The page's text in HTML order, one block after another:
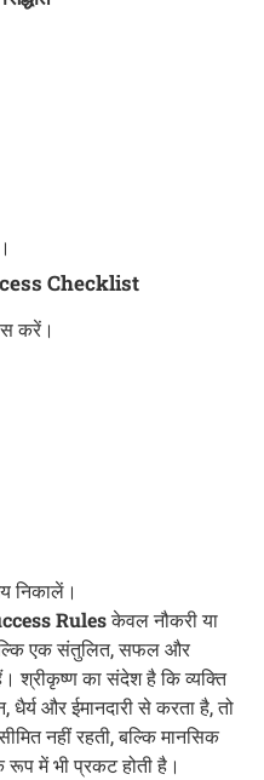
Checklist
करें।
निकालें।
Rulesकेवल नौकरी या
एक संतुलित, सफल और
श्रीकृष्ण का संदेश है कि व्यक्ति
धैर्य और ईमानदारी से करता है, तो
नहीं रहती, बल्कि मानसिक
रूप में भी प्रकट होती है।